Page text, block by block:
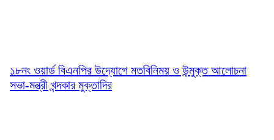
১৮নং ওয়ার্ড বিএনপির উদ্যোগে মতবিনিময় ও উন্মুক্ত আলোচনা
সভা-মন্ত্রী খন্দকার মুক্তাদির